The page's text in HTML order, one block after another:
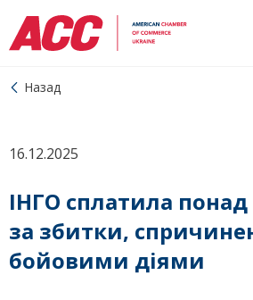
Назад
16.12.2025
ІНГО сплатила
за збитки,
бойовими діями